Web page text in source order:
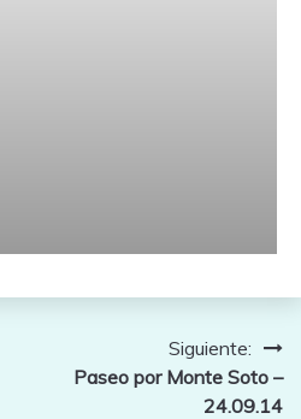
Siguiente:
Paseo por Monte Soto –
24.09.14